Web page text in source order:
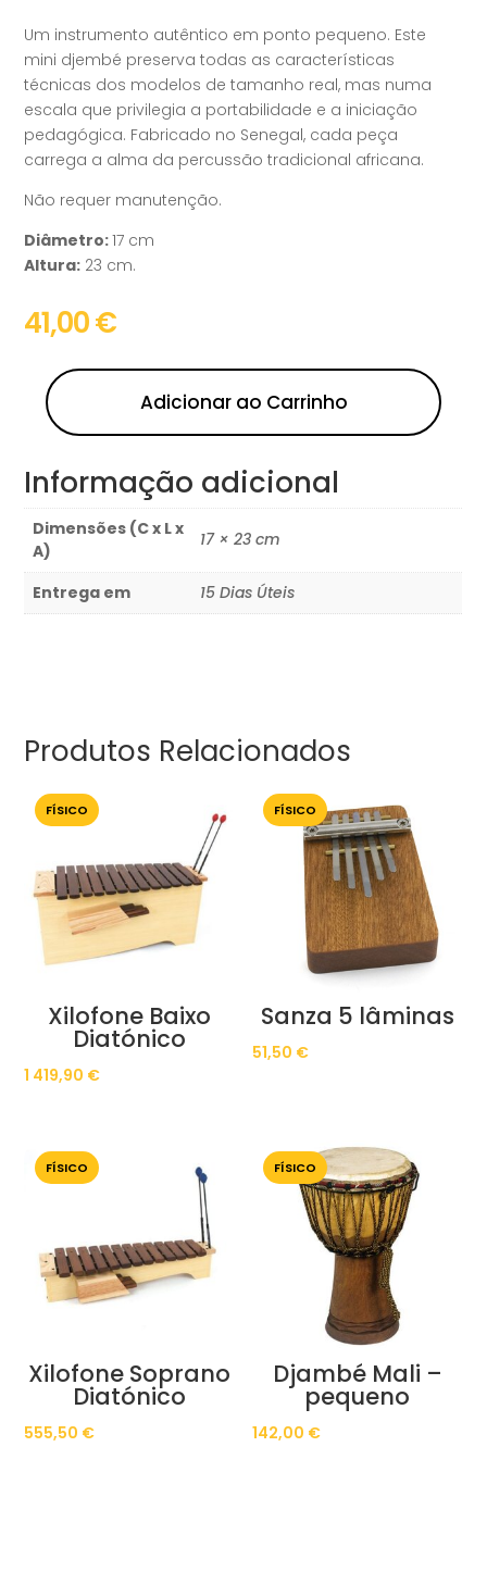
Um instrumento autêntico em ponto pequeno. Este
mini djembé preserva todas as características
técnicas dos modelos de tamanho real, mas numa
escala que privilegia a portabilidade e a iniciação
pedagógica. Fabricado no Senegal, cada peça
carrega a alma da percussão tradicional africana.
Não requer manutenção.
Diâmetro:17 cm
Altura: 23 cm.
41,00€
Adicionar ao Carrinho
Informação adicional
Dimensões (C x L x
A)
17 × 23 cm
Entrega em 15 Dias Úteis
Produtos Relacionados
FÍSICO
Xilofone Baixo
Diatónico
1 419,90 €
FÍSICO
Sanza 5 lâminas
51,50 €
FÍSICO
Xilofone Soprano
Diatónico
555,50 €
FÍSICO
Djambé Mali –
pequeno
142,00 €